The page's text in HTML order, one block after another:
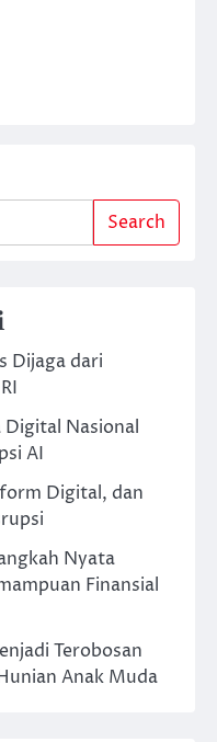
Search
Dijaga dari
Nasional
AI
Digital, dan
Nyata
Finansial
Terobosan
Anak Muda